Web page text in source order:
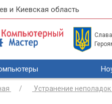
и Киевская область
Слава
Устранение